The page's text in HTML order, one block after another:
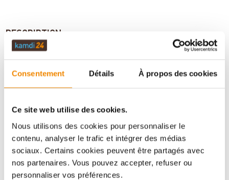
Consentement Détails À propos des cookies
Ce site web utilise des cookies.
Nous utilisons des cookies pour personnaliser le
contenu, analyser le trafic et intégrer des médias
sociaux. Certains cookies peuvent être partagés avec
nos partenaires. Vous pouvez accepter, refuser ou
personnaliser vos préférences.
DESCRIPTION
DONNÉES TECHNIQUES
ÉVALUATIONS (0)
INFORMATIONS IMPORTANTES